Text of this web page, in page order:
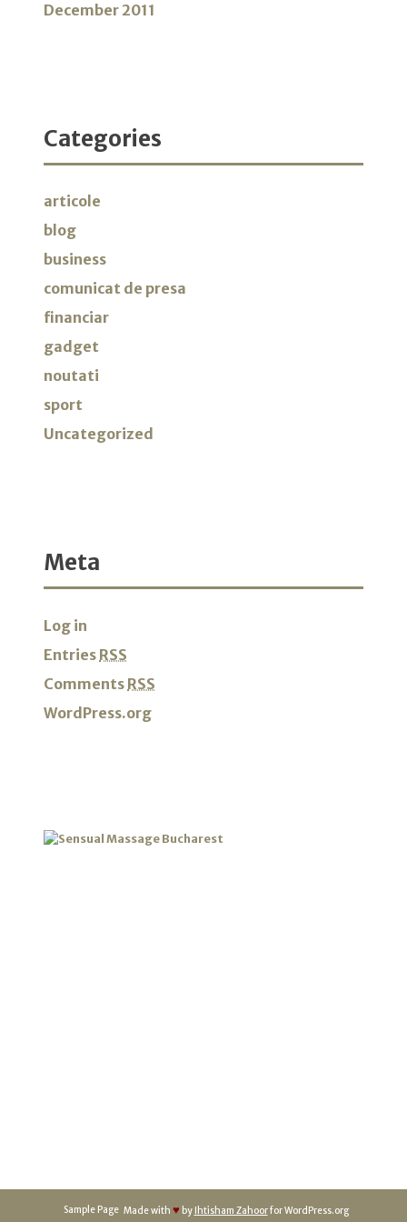
December 2011
Categories
articole
blog
business
comunicat de presa
financiar
gadget
noutati
sport
Uncategorized
Meta
Log in
Entries RSS
Comments RSS
WordPress.org
Sample Page Made with ♥ byIhtisham Zahoorfor WordPress.org